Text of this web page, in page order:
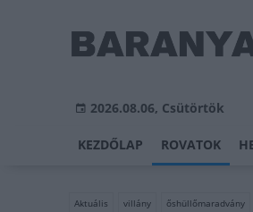
2026.08.06, Csütörtök
KEZDŐLAP ROVATOK
Aktuális villány őshüllőmaradvány